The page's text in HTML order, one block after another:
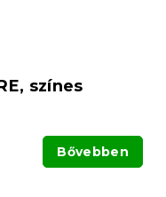
színes
Bővebben